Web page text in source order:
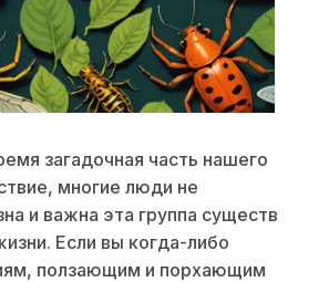
загадочная часть нашего
многие люди не
и важна эта группа существ
Если вы когда-либо
ползающим и порхающим